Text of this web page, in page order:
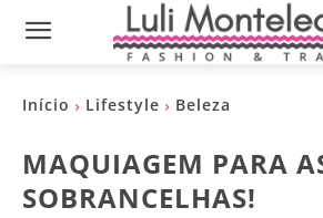
Início Lifestyle Beleza
MAQUIAGEM PARA
SOBRANCELHAS!